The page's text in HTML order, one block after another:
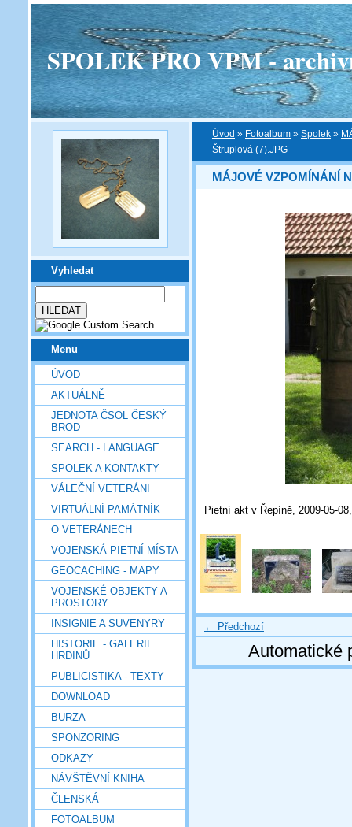
SPOLEK PRO VPM -
Vyhledat
Menu
ÚVOD
AKTUÁLNĚ
JEDNOTA ČSOL ČESKÝ
BROD
SEARCH - LANGUAGE
SPOLEK A KONTAKTY
VÁLEČNÍ VETERÁNI
VIRTUÁLNÍ PAMÁTNÍK
O VETERÁNECH
VOJENSKÁ PIETNÍ MÍSTA
GEOCACHING - MAPY
VOJENSKÉ OBJEKTY A
PROSTORY
INSIGNIE A SUVENYRY
HISTORIE - GALERIE
HRDINŮ
PUBLICISTIKA - TEXTY
DOWNLOAD
BURZA
SPONZORING
ODKAZY
NÁVŠTĚVNÍ KNIHA
ČLENSKÁ
FOTOALBUM
Úvod » Fotoalbum » Spolek »
Štruplová (7).JPG
MÁJOVÉ VZPOMÍNÁNÍ
Pietní akt v Řepíně, 2009-05-
← Předchozí
Automatické